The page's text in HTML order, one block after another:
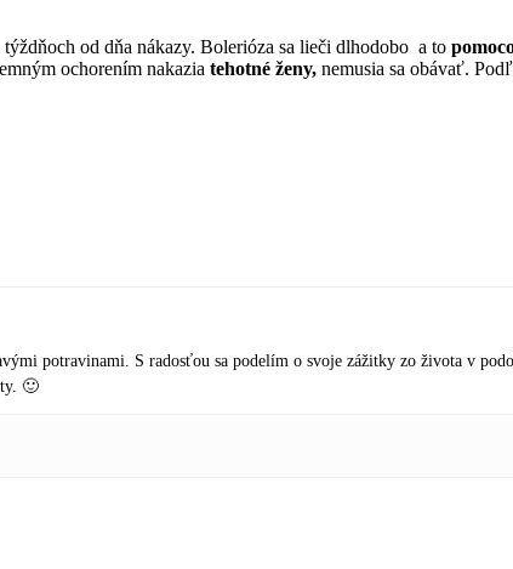
od dňa nákazy. Bolerióza sa lieči dlhodobo a to
ochorením nakazia tehotné ženy, nemusia sa obávať.
potravinami. S radosťou sa podelím o svoje zážitky zo života v
🙂